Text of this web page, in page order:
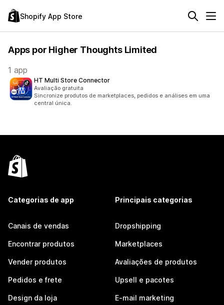
Shopify App Store
Apps por Higher Thoughts Limited
1 app
HT Multi Store Connector
Avaliação gratuita
Sincronize produtos de marketplaces, pedidos e análises em uma
central única.
Categorias de app
Canais de vendas
Encontrar produtos
Vender produtos
Pedidos e frete
Design da loja
Principais categorias
Dropshipping
Marketplaces
Avaliações de produtos
Upsell e pacotes
E-mail marketing